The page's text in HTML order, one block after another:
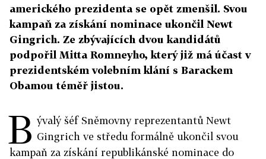
amerického prezidenta se opět zmenšil. Svou
kampaň za získání nominace ukončil Newt
Gingrich. Ze zbývajících dvou kandidátů
podpořil Mitta Romneyho, který již má účast v
prezidentském volebním klání s Barackem
Obamou téměř jistou.
B ývalý šéf Sněmovny reprezentantů Newt
Gingrich ve středu formálně ukončil svou
kampaň za získání republikánské nominace do